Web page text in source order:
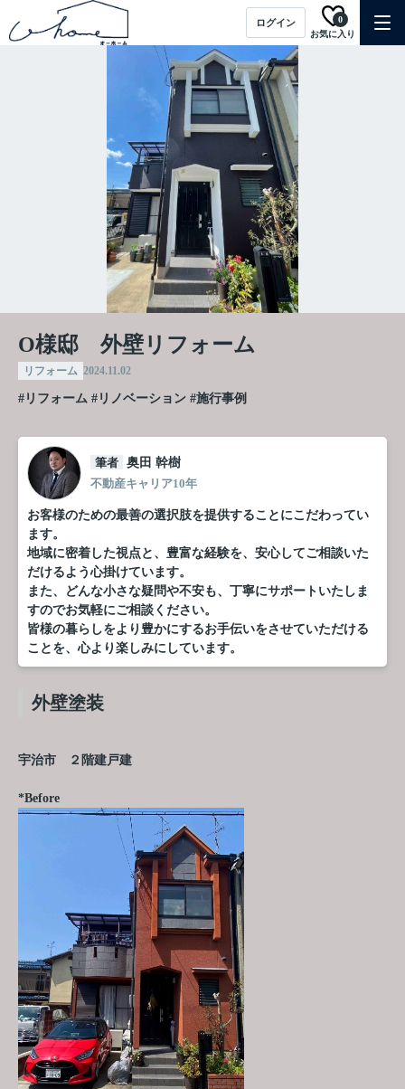
ログイン
お気に入り
0
O様邸 外壁リフォーム
リフォーム 2024.11.02
#リフォーム #リノベーション #施行事例
筆者 奥田 幹樹
不動産キャリア10年
お客様のための最善の選択肢を提供することにこだわってい
ます。
地域に密着した視点と、豊富な経験を、安心してご相談いた
だけるよう心掛けています。
また、どんな小さな疑問や不安も、丁寧にサポートいたしま
すのでお気軽にご相談ください。
皆様の暮らしをより豊かにするお手伝いをさせていただける
ことを、心より楽しみにしています。
外壁塗装
宇治市 ２階建戸建
*Before